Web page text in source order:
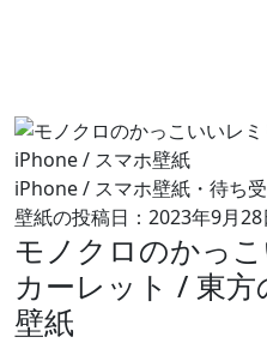
iPhone / スマホ壁紙・待ち
壁紙の投稿日：2023年9月28
モノクロのかっ
カーレット / 東
壁紙